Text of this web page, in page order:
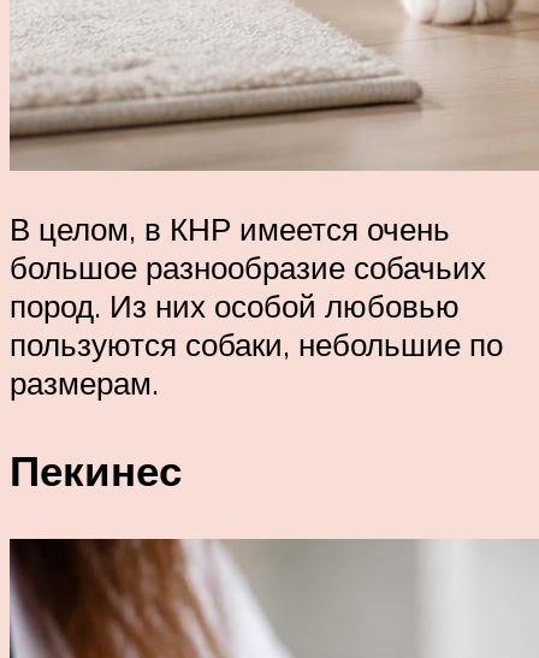
В целом, в КНР имеется очень
большое разнообразие собачьих
пород. Из них особой любовью
пользуются собаки, небольшие по
размерам.
Пекинес